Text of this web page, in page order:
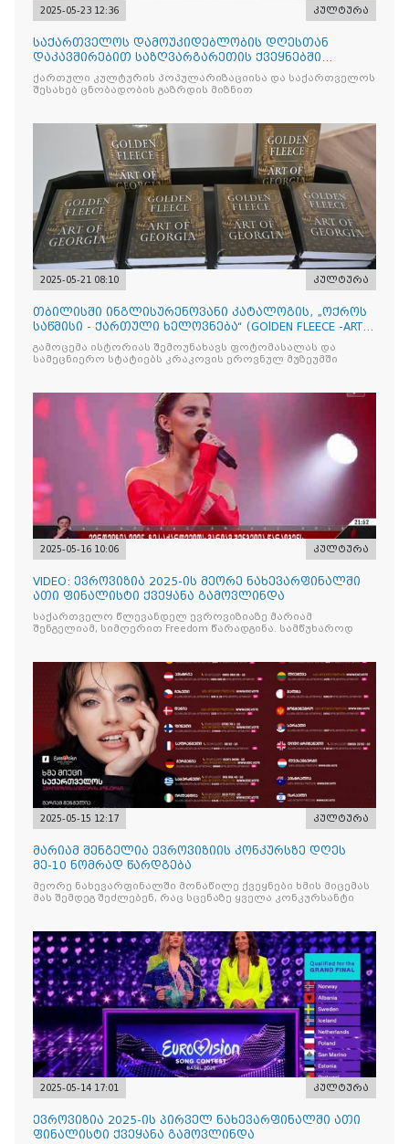
2025-05-23 12:36 კულტურა
საქართველოს დამოუკიდებლობის დღესთან
დაკავშირებით საზღვარგარეთის ქვეყნებში
ქართული კულტურის დღეები აღ
ქართული კულტურის პოპულარიზაციისა და საქართველოს
შესახებ ცნობადობის გაზრდის მიზნით
2025-05-21 08:10 კულტურა
თბილისში ინგლისურენოვანი კატალოგის, „ოქროს
საწმისი - ქართული ხელოვნება“ (GOlDEN FLEECE -ART
OF GEORG
გამოცემა ისტორიას შემოუნახავს ფოტომასალას და
სამეცნიერო სტატიებს კრაკოვის ეროვნულ მუზეუმში
2025-05-16 10:06 კულტურა
VIDEO: ევროვიზია 2025-ის მეორე ნახევარფინალში
ათი ფინალისტი ქვეყანა გამოვლინდა
საქართველო წლევანდელ ევროვიზიაზე მარიამ
შენგელიამ, სიმღერით Freedom წარადგინა. სამწუხაროდ
2025-05-15 12:17 კულტურა
მარიამ შენგელია ევროვიზიის კონკურსზე დღეს
მე-10 ნომრად წარდგება
მეორე ნახევარფინალში მონაწილე ქვეყნები ხმის მიცემას
მას შემდეგ შეძლებენ, რაც სცენაზე ყველა კონკურსანტი
2025-05-14 17:01 კულტურა
ევროვიზია 2025-ის პირველ ნახევარფინალში ათი
ფინალისტი ქვეყანა გამოვლინდა